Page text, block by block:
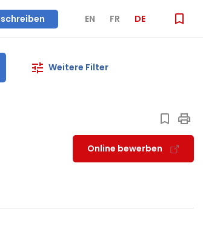
EN FR DE
Weitere Filter
Online bewerben